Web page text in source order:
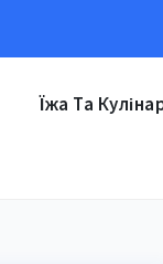
Їжа Та